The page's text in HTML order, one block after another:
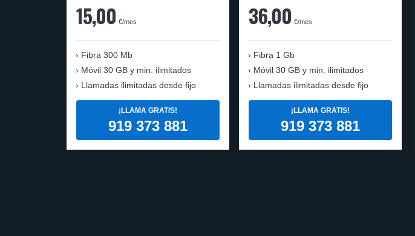
15,00 €/mes
Fibra 300 Mb
Móvil 30 GB y min. ilimitados
Llamadas ilimitadas desde fijo
¡LLAMA GRATIS!
919 373 881
36,00 €/mes
Fibra 1 Gb
Móvil 30 GB y min. ilimitados
Llamadas ilimitadas desde fijo
¡LLAMA GRATIS!
919 373 881